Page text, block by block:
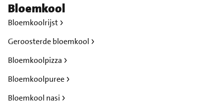
Bloemkool
Bloemkoolrijst
Geroosterde bloemkool
Bloemkoolpizza
Bloemkoolpuree
Bloemkool nasi